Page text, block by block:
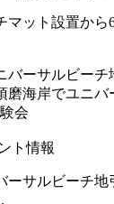
マット設置か
ト情報
ーサルビーチ